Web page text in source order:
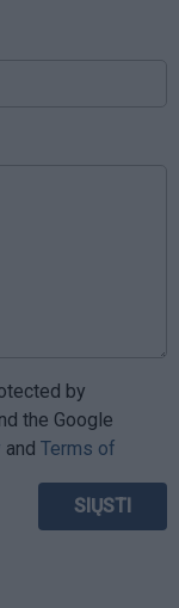
by
the Google
and Terms of